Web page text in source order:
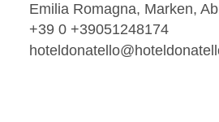
Emilia Romagna, Marken,
+39 0 +39051248174